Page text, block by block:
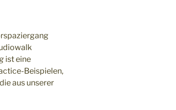
ist eine
Beispielen,
aus unserer